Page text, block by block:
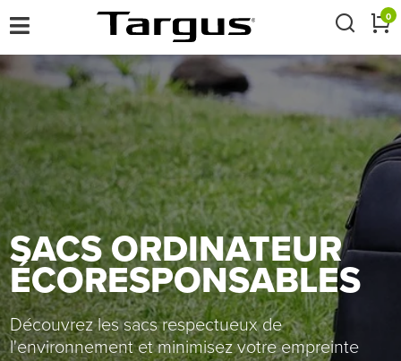
× 0
SACS ORDINATEUR
ÉCORESPONSABLES
Découvrez les sacs respectueux de
l'environnement et minimisez votre empreinte